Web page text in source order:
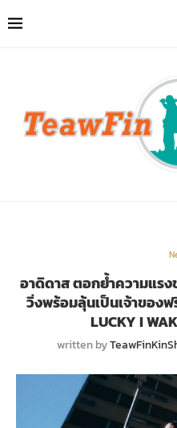
อาดิดาส ตอกย้ำความแรง
วิ่งพร้อมลุ้นเป็นเจ้าของ
LUCKY I
written by